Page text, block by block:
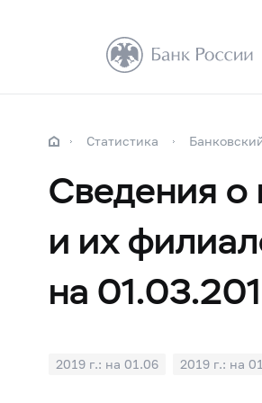
Статистика
Сведения о
и их
на
2019 г.: на 01.06 2019 г.: на